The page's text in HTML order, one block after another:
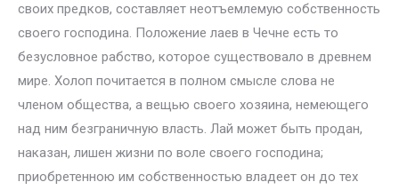
своих предков, составляет неотъемлемую собственность
своего господина. Положение лаев в Чечне есть то
безусловное рабство, которое существовало в древнем
мире. Холоп почитается в полном смысле слова не
членом общества, а вещью своего хозяина, немеющего
над ним безграничную власть. Лай может быть продан,
наказан, лишен жизни по воле своего господина;
приобретенною им собственностью владеет он до тех